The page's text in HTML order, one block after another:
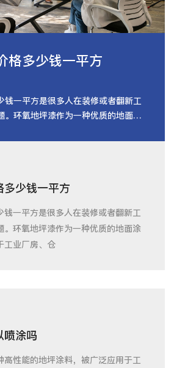
格多少钱一平方
钱一平方是很多人在装修或者翻新工
。环氧地坪漆作为一种优质的地面涂
多少钱一平方
钱一平方是很多人在装修或者翻新工
。环氧地坪漆作为一种优质的地面涂
工业厂房、仓
喷涂吗
高性能的地坪涂料，被广泛应用于工